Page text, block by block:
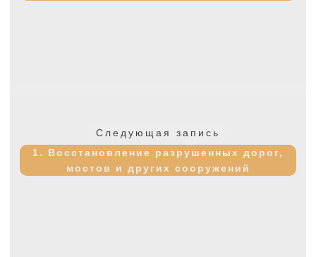
Следующая запись
запись:
1. Восстановление разрушенных дорог,
мостов и других сооружений